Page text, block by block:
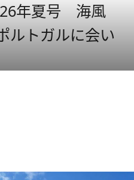
年夏号 海風
ルトガルに会い